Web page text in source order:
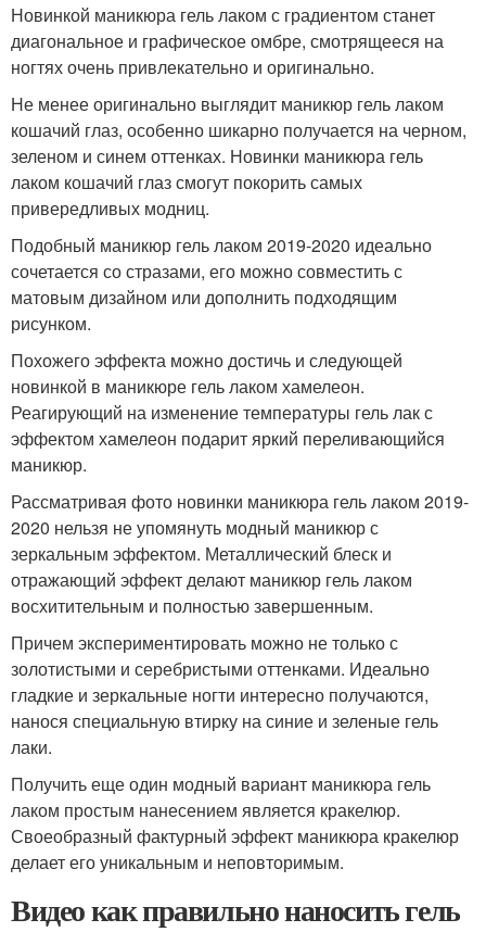
Новинкой маникюра гель лаком с градиентом станет
диагональное и графическое омбре, смотрящееся на
ногтях очень привлекательно и оригинально.
Не менее оригинально выглядит маникюр гель лаком
кошачий глаз, особенно шикарно получается на черном,
зеленом и синем оттенках. Новинки маникюра гель
лаком кошачий глаз смогут покорить самых
привередливых модниц.
Подобный маникюр гель лаком 2019-2020 идеально
сочетается со стразами, его можно совместить с
матовым дизайном или дополнить подходящим
рисунком.
Похожего эффекта можно достичь и следующей
новинкой в маникюре гель лаком хамелеон.
Реагирующий на изменение температуры гель лак с
эффектом хамелеон подарит яркий переливающийся
маникюр.
Рассматривая фото новинки маникюра гель лаком 2019-
2020 нельзя не упомянуть модный маникюр с
зеркальным эффектом. Металлический блеск и
отражающий эффект делают маникюр гель лаком
восхитительным и полностью завершенным.
Причем экспериментировать можно не только с
золотистыми и серебристыми оттенками. Идеально
гладкие и зеркальные ногти интересно получаются,
нанося специальную втирку на синие и зеленые гель
лаки.
Получить еще один модный вариант маникюра гель
лаком простым нанесением является кракелюр.
Своеобразный фактурный эффект маникюра кракелюр
делает его уникальным и неповторимым.
Видео как правильно наносить гель